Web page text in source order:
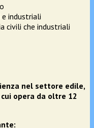
industriali
civili che industriali
nel settore edile,
opera da oltre 12